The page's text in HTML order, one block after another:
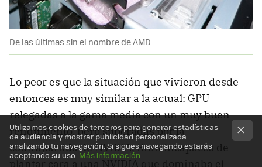
De las últimas sin el nombre de AMD
Lo peor es que la situación que vivieron desde
entonces es muy similar a la actual: GPU
relegadas a la gama media con un muy buen
rendimiento, pero superadas por la
contrapartida de NVIDIA. Eran incapaces de
plantar cara a una NVIDIA que dominaba el
Utilizamos cookies de terceros para generar estadísticas
de audiencia y mostrar publicidad personalizada
analizando tu navegación. Si sigues navegando estarás
aceptando su uso. Más información